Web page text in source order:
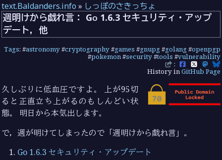
text.Baldanders.info » しっぽのさきっちょ
週明けから戯れ言： Go 1.6.3 セキュリティ・アップ
デート，他
Tags: #astronomy#cryptography#games #gnupg#golang#openpgp
#pokemon#security#tools #vulnerability
:
History inGitHub Page
久しぶりに低血圧ですよ。 上が95切
ると正直立ち上がるのもしんどい状
態。 明日から本気出します。
で，週が明けてしまったので「週明けから戯れ言」。
Go 1.6.3 セキュリティ・アップデート